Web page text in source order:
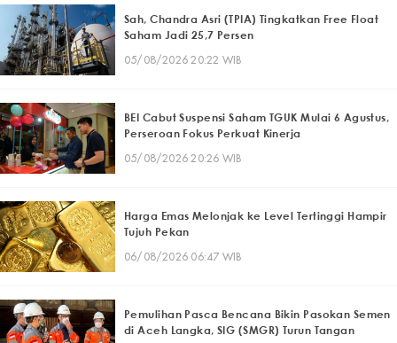
Sah, Chandra Asri (TPIA) Tingkatkan Free Float
Saham Jadi 25,7 Persen
05/08/2026 20:22 WIB
BEI Cabut Suspensi Saham TGUK Mulai 6 Agustus,
Perseroan Fokus Perkuat Kinerja
05/08/2026 20:26 WIB
Harga Emas Melonjak ke Level Tertinggi Hampir
Tujuh Pekan
06/08/2026 06:47 WIB
Pemulihan Pasca Bencana Bikin Pasokan Semen
di Aceh Langka, SIG (SMGR) Turun Tangan